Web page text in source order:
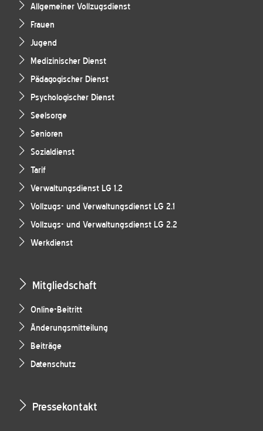
Allgemeiner Vollzugsdienst
Frauen
Jugend
Medizinischer Dienst
Pädagogischer Dienst
Psychologischer Dienst
Seelsorge
Senioren
Sozialdienst
Tarif
Verwaltungsdienst LG 1.2
Vollzugs- und Verwaltungsdienst LG 2.1
Vollzugs- und Verwaltungsdienst LG 2.2
Werkdienst
Mitgliedschaft
Online-Beitritt
Änderungsmitteilung
Beiträge
Datenschutz
Pressekontakt